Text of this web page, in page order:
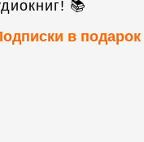
📚
в подарок